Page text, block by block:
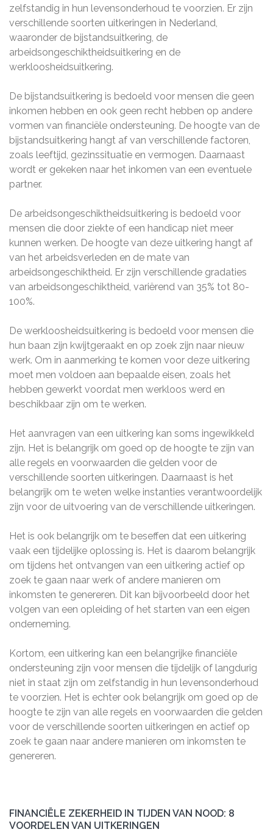
zelfstandig in hun levensonderhoud te voorzien. Er zijn
verschillende soorten uitkeringen in Nederland,
waaronder de bijstandsuitkering, de
arbeidsongeschiktheidsuitkering en de
werkloosheidsuitkering.
De bijstandsuitkering is bedoeld voor mensen die geen
inkomen hebben en ook geen recht hebben op andere
vormen van financiële ondersteuning. De hoogte van de
bijstandsuitkering hangt af van verschillende factoren,
zoals leeftijd, gezinssituatie en vermogen. Daarnaast
wordt er gekeken naar het inkomen van een eventuele
partner.
De arbeidsongeschiktheidsuitkering is bedoeld voor
mensen die door ziekte of een handicap niet meer
kunnen werken. De hoogte van deze uitkering hangt af
van het arbeidsverleden en de mate van
arbeidsongeschiktheid. Er zijn verschillende gradaties
van arbeidsongeschiktheid, variërend van 35% tot 80-
100%.
De werkloosheidsuitkering is bedoeld voor mensen die
hun baan zijn kwijtgeraakt en op zoek zijn naar nieuw
werk. Om in aanmerking te komen voor deze uitkering
moet men voldoen aan bepaalde eisen, zoals het
hebben gewerkt voordat men werkloos werd en
beschikbaar zijn om te werken.
Het aanvragen van een uitkering kan soms ingewikkeld
zijn. Het is belangrijk om goed op de hoogte te zijn van
alle regels en voorwaarden die gelden voor de
verschillende soorten uitkeringen. Daarnaast is het
belangrijk om te weten welke instanties verantwoordelijk
zijn voor de uitvoering van de verschillende uitkeringen.
Het is ook belangrijk om te beseffen dat een uitkering
vaak een tijdelijke oplossing is. Het is daarom belangrijk
om tijdens het ontvangen van een uitkering actief op
zoek te gaan naar werk of andere manieren om
inkomsten te genereren. Dit kan bijvoorbeeld door het
volgen van een opleiding of het starten van een eigen
onderneming.
Kortom, een uitkering kan een belangrijke financiële
ondersteuning zijn voor mensen die tijdelijk of langdurig
niet in staat zijn om zelfstandig in hun levensonderhoud
te voorzien. Het is echter ook belangrijk om goed op de
hoogte te zijn van alle regels en voorwaarden die gelden
voor de verschillende soorten uitkeringen en actief op
zoek te gaan naar andere manieren om inkomsten te
genereren.
FINANCIËLE ZEKERHEID IN TIJDEN VAN NOOD: 8
VOORDELEN VAN UITKERINGEN